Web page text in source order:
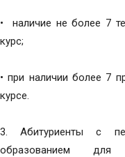
• наличие не более 7
курс;
• при наличии более 7
курсе.
3. Абитуриенты с
образованием